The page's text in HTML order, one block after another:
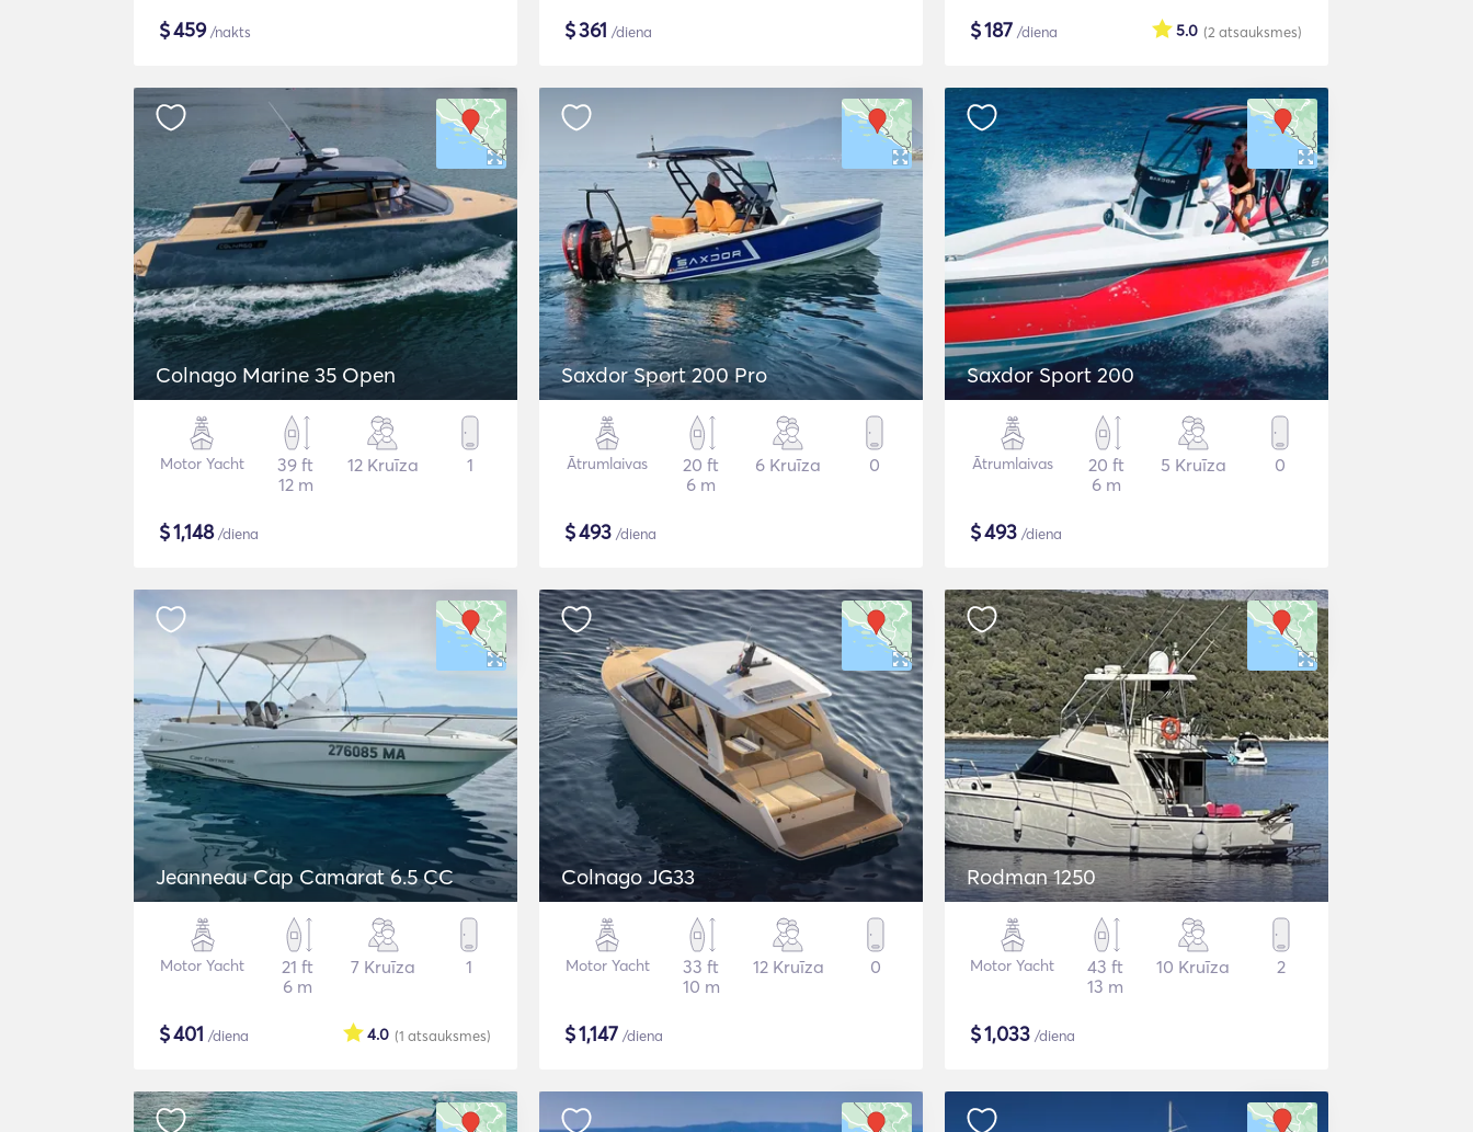
$459/nakts $361 /diena $187 /diena (2 atsauksmes)
5.0
Colnago Marine 35 Open
Motor Yacht
39 ft
12 m
12 Kruīza 1
$1,148/diena
Saxdor Sport 200 Pro
Ātrumlaivas
20 ft
6 m
6 Kruīza 0
$493 /diena
Saxdor Sport 200
Ātrumlaivas
20 ft
6 m
5 Kruīza 0
$493 /diena
Jeanneau Cap Camarat 6.5 CC
Motor Yacht
21 ft
6 m
7 Kruīza 1
$401 /diena (1 atsauksmes)
4.0
Colnago JG33
Motor Yacht
33 ft
10 m
12 Kruīza 0
$1,147 /diena
Rodman 1250
Motor Yacht
43 ft
13 m
10 Kruīza 2
$1,033 /diena